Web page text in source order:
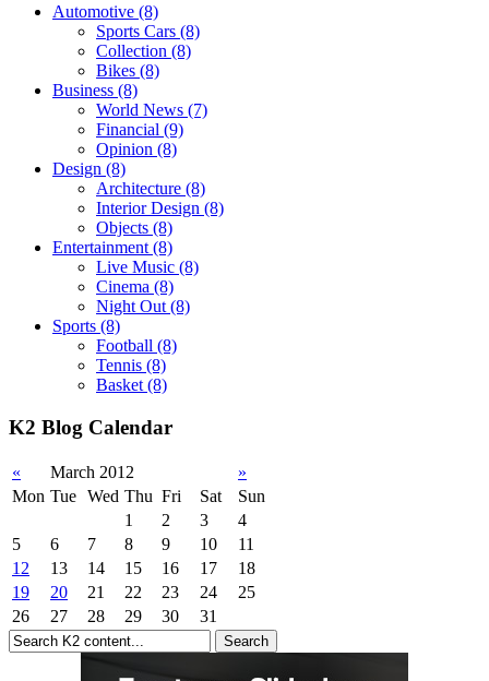
Automotive (8)
Sports Cars (8)
Collection (8)
Bikes (8)
Business (8)
World News (7)
Financial (9)
Opinion (8)
Design (8)
Architecture (8)
Interior Design (8)
Objects (8)
Entertainment (8)
Live Music (8)
Cinema (8)
Night Out (8)
Sports (8)
Football (8)
Tennis (8)
Basket (8)
K2 Blog Calendar
« March 2012
»
Mon Tue Wed Thu Fri Sat
Sun
1
2 3
4
5
6 7 8 9 10
11
12
13 14 15 16 17
18
19
20 21 22 23 24
25
26
27 28 29 30 31